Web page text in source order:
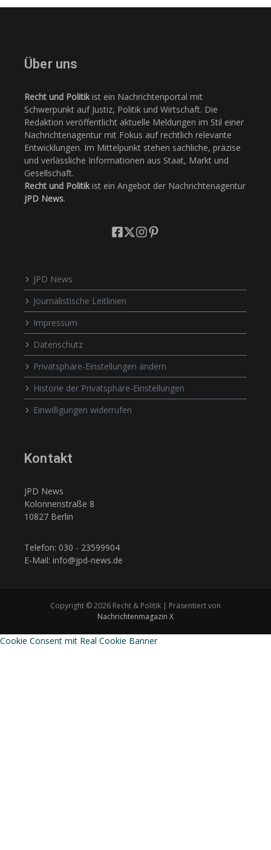
Über uns
Recht und Politikist ein Nachrichtenportal mit
Schwerpunkt auf Justiz, Politik und Wirtschaft. Die
Redaktion veröffentlicht aktuelle Meldungen im Stil einer
Nachrichtenagentur mit Fokus auf rechtlich relevante
Entwicklungen. Im Mittelpunkt stehen sachliche, präzise
und verlässliche Informationen aus Staat, Markt und
Gesellschaft.
Recht und Politikist ein Angebot der Nachrichtenagentur
JPD News.
JPD News
Journalistische Leitlinien
Impressum
Datenschutz
Privatsphäre-Einstellungen ändern
Historie der Privatsphäre-Einstellungen
Einwilligungen widerrufen
Kontakt
JPD News
Kolonnenstraße 8
10827 Berlin
Telefon: 030 - 23599904
E-Mail: info@jpd-news.de
Copyright © 2026 Recht & Politik | Präsentiert von
Nachrichtenmagazin X
Cookie Consent mit Real Cookie Banner